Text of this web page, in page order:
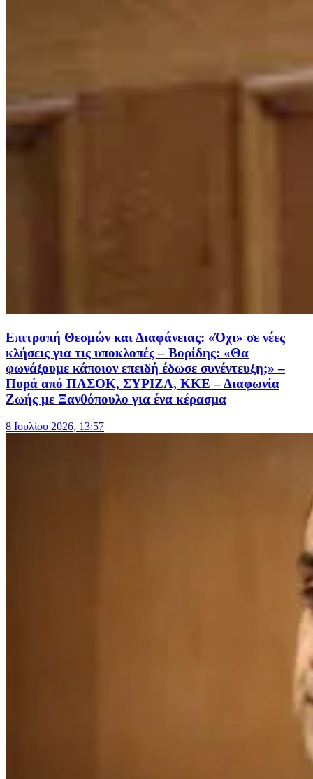
Επιτροπή Θεσμών και Διαφάνειας: «Όχι» σε νέες
κλήσεις για τις υποκλοπές – Βορίδης: «Θα
φωνάξουμε κάποιον επειδή έδωσε συνέντευξη;» –
Πυρά από ΠΑΣΟΚ, ΣΥΡΙΖΑ, ΚΚΕ – Διαφωνία
Ζωής με Ξανθόπουλο για ένα κέρασμα
8 Ιουλίου 2026, 13:57